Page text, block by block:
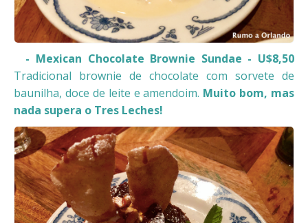
- Mexican Chocolate Brownie Sundae - U$8,50
Tradicional brownie de chocolate com sorvete de
baunilha, doce de leite e amendoim. Muito bom, mas
nada supera o Tres Leches!